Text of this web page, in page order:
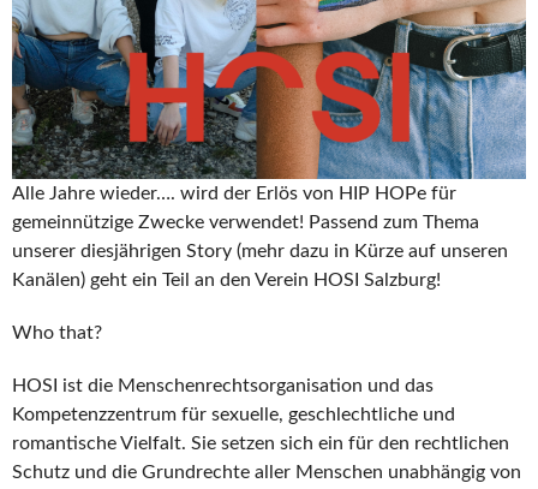
Alle Jahre wieder…. wird der Erlös von HIP HOPe für
gemeinnützige Zwecke verwendet! Passend zum Thema
unserer diesjährigen Story (mehr dazu in Kürze auf unseren
Kanälen) geht ein Teil an den Verein HOSI Salzburg!
Who that?
HOSI ist die Menschenrechtsorganisation und das
Kompetenzzentrum für sexuelle, geschlechtliche und
romantische Vielfalt. Sie setzen sich ein für den rechtlichen
Schutz und die Grundrechte aller Menschen unabhängig von